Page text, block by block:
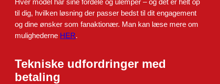
Hver model har sine fordele og ulemper – og det er helt op
til dig, hvilken løsning der passer bedst til dit engagement
og dine ønsker som fanaktionær. Man kan læse mere om
mulighederne HER.
Tekniske udfordringer med
betaling